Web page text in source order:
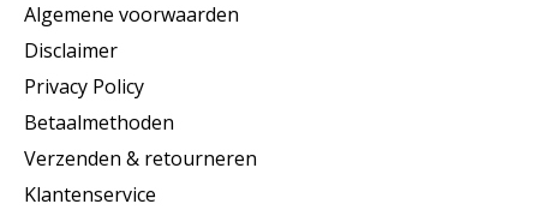
Algemene voorwaarden
Disclaimer
Privacy Policy
Betaalmethoden
Verzenden & retourneren
Klantenservice